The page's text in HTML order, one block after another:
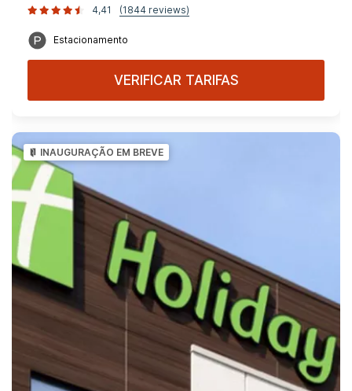
4,41
(1844 reviews)
Estacionamento
VERIFICAR TARIFAS
INAUGURAÇÃO EM BREVE